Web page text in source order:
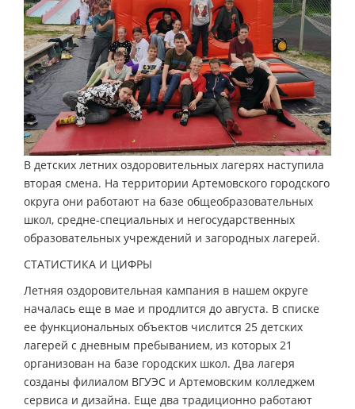
В детских летних оздоровительных лагерях наступила
вторая смена. На территории Артемовского городского
округа они работают на базе общеобразовательных
школ, средне-специальных и негосударственных
образовательных учреждений и загородных лагерей.
СТАТИСТИКА И ЦИФРЫ
Летняя оздоровительная кампания в нашем округе
началась еще в мае и продлится до августа. В списке
ее функциональных объектов числится 25 детских
лагерей с дневным пребыванием, из которых 21
организован на базе городских школ. Два лагеря
созданы филиалом ВГУЭС и Артемовским колледжем
сервиса и дизайна. Еще два традиционно работают